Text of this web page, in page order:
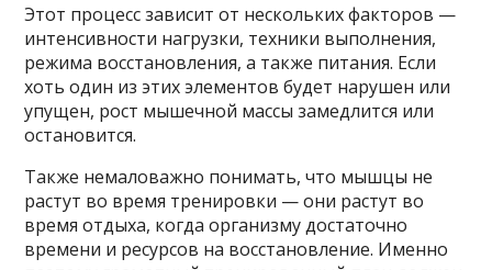
Этот процесс зависит от нескольких факторов —
интенсивности нагрузки, техники выполнения,
режима восстановления, а также питания. Если
хоть один из этих элементов будет нарушен или
упущен, рост мышечной массы замедлится или
остановится.
Также немаловажно понимать, что мышцы не
растут во время тренировки — они растут во
время отдыха, когда организму достаточно
времени и ресурсов на восстановление. Именно